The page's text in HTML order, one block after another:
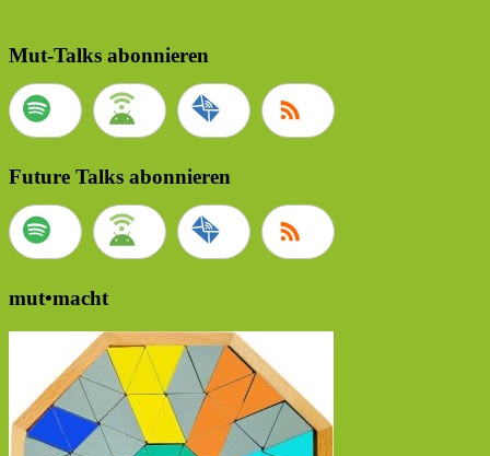
Mut-Talks abonnieren
Future Talks abonnieren
mut•macht